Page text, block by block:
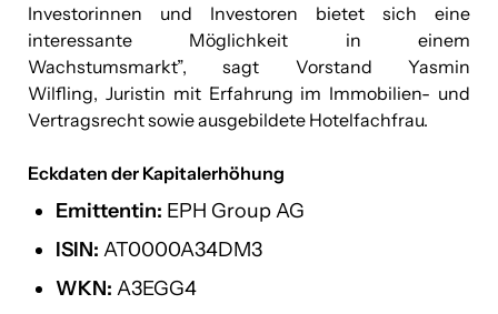
Investorinnen und Investoren bietet sich eine
interessante Möglichkeit in einem
Wachstumsmarkt”, sagt Vorstand Yasmin
Wilfling, Juristin mit Erfahrung im Immobilien- und
Vertragsrecht sowie ausgebildete Hotelfachfrau.
Eckdaten der Kapitalerhöhung
Emittentin: EPH Group AG
ISIN: AT0000A34DM3
WKN: A3EGG4